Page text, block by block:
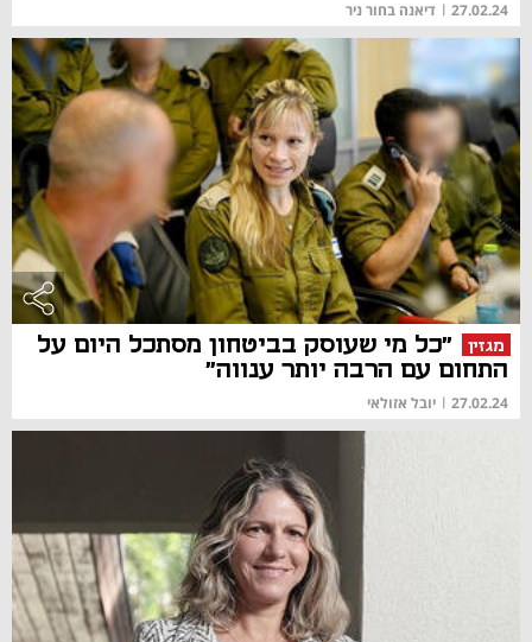
27.02.24
| דיאנה בחור ניר
מגזין
"כל מי שעוסק בביטחון מסתכל היום על
התחום עם הרבה יותר ענווה"
27.02.24
| יובל אזולאי